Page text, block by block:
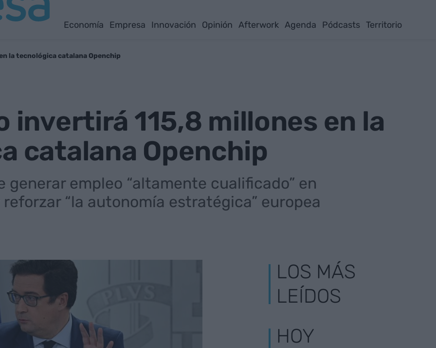
Economía Empresa Innovación Opinión Afterwork Agenda Pódcasts Territorio
la tecnológica catalana Openchip
invertirá 115,8 millones en la
catalana Openchip
generar empleo “altamente cualificado” en
“la autonomía estratégica” europea
LOS MÁS
LEÍDOS
HOY